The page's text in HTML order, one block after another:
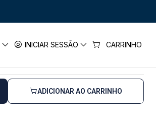
INICIAR SESSÃO CARRINHO
ADICIONAR AO CARRINHO